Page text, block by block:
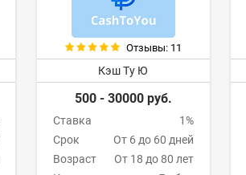
Отзывы: 11
Кэш Ту Ю
500 - 30000 руб.
Ставка
1%
Срок
От 6 до 60 дней
Возраст
От 18 до 80 лет